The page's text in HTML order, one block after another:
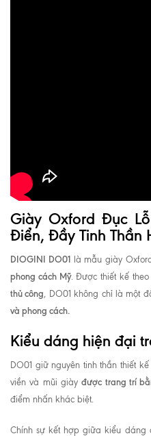
Giày Oxford Đục
Điển, Đầy Tinh Thần
DIOGINI DO01là mẫu giày
phong cách Mỹ. Được thiết kế theo
thủ công, DO01 không chỉ là một
và phong cách.
Kiểu dáng hiện đại
DO01 giữ nguyên tinh thần thiết
viền và mũi giàyđược trang trí
điểm nhấn khác biệt.
Chính sự kết hợp giữa kiểu dáng